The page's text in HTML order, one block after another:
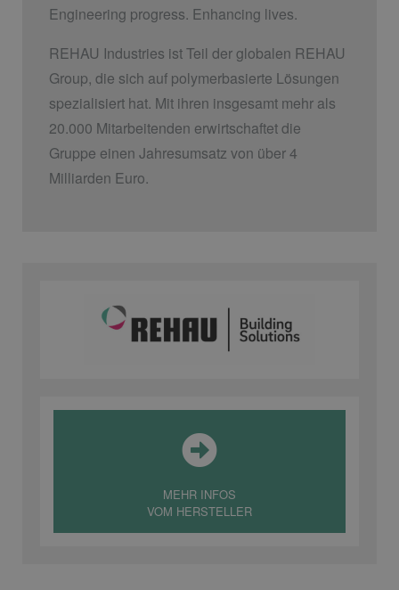
Engineering progress. Enhancing lives.
REHAU Industries ist Teil der globalen REHAU
Group, die sich auf polymerbasierte Lösungen
spezialisiert hat. Mit ihren insgesamt mehr als
20.000 Mitarbeitenden erwirtschaftet die
Gruppe einen Jahresumsatz von über 4
Milliarden Euro.
MEHR INFOS
VOM HERSTELLER